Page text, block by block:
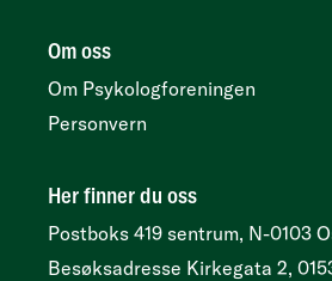
Om oss
Om Psykologforeningen
Personvern
Her finner du oss
Postboks 419 sentrum, N-0103
Besøksadresse Kirkegata 2,